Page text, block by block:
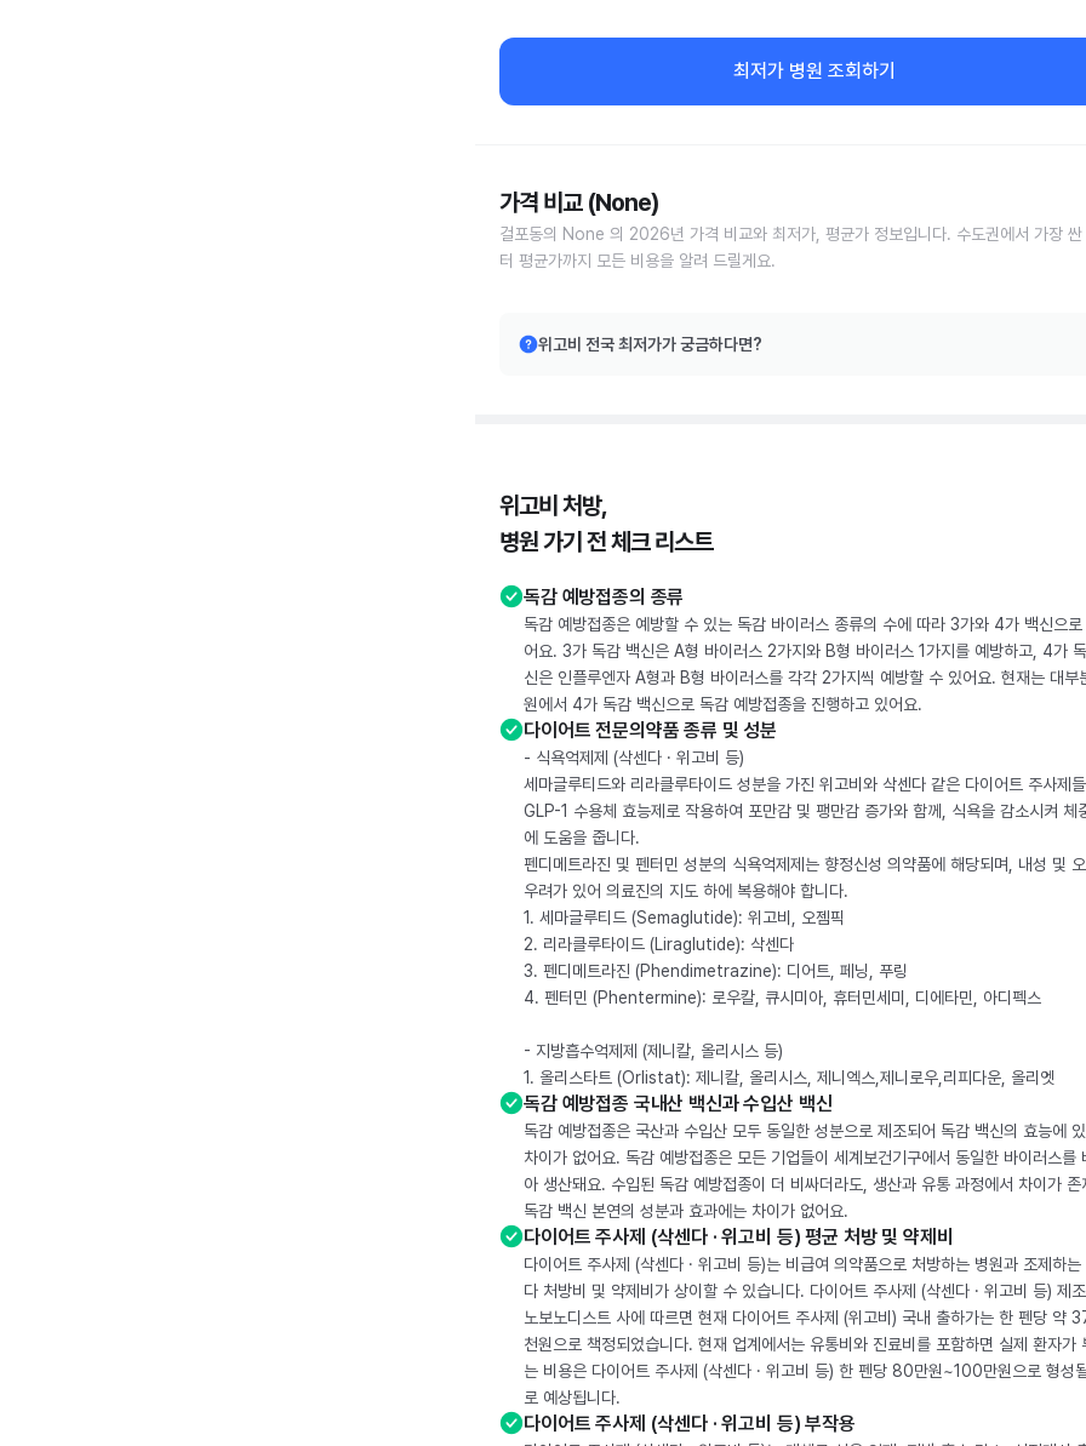
최저가 병원 조회하기
가격 비교 (None)
걸포동의 None 의 2026년 가격 비교와 최저가, 평균가 정보입니다. 수도권에서 가장 싼
터 평균가까지 모든 비용을 알려 드릴게요.
위고비 전국 최저가가 궁금하다면?
위고비 처방,
병원 가기 전 체크 리스트
독감 예방접종의 종류
독감 예방접종은 예방할 수 있는 독감 바이러스 종류의 수에 따라 3가와 4가 백신으로
어요. 3가 독감 백신은 A형 바이러스 2가지와 B형 바이러스 1가지를 예방하고, 4가
신은 인플루엔자 A형과 B형 바이러스를 각각 2가지씩 예방할 수 있어요. 현재는 대부
원에서 4가 독감 백신으로 독감 예방접종을 진행하고 있어요.
다이어트 전문의약품 종류 및 성분
- 식욕억제제 (삭센다 · 위고비 등)
세마글루티드와 리라클루타이드 성분을 가진 위고비와 삭센다 같은 다이어트 주사제
GLP-1 수용체 효능제로 작용하여 포만감 및 팽만감 증가와 함께, 식욕을 감소시켜 체
에 도움을 줍니다.
펜디메트라진 및 펜터민 성분의 식욕억제제는 향정신성 의약품에 해당되며, 내성 및
우려가 있어 의료진의 지도 하에 복용해야 합니다.
1. 세마글루티드 (Semaglutide): 위고비, 오젬픽
2. 리라클루타이드 (Liraglutide): 삭센다
3. 펜디메트라진 (Phendimetrazine): 디어트, 페닝, 푸링
4. 펜터민 (Phentermine): 로우칼, 큐시미아, 휴터민세미, 디에타민, 아디펙스
- 지방흡수억제제 (제니칼, 올리시스 등)
1. 올리스타트 (Orlistat): 제니칼, 올리시스, 제니엑스,제니로우,리피다운, 올리엣
독감 예방접종 국내산 백신과 수입산 백신
독감 예방접종은 국산과 수입산 모두 동일한 성분으로 제조되어 독감 백신의 효능에
차이가 없어요. 독감 예방접종은 모든 기업들이 세계보건기구에서 동일한 바이러스를
아 생산돼요. 수입된 독감 예방접종이 더 비싸더라도, 생산과 유통 과정에서 차이가 존
독감 백신 본연의 성분과 효과에는 차이가 없어요.
다이어트 주사제 (삭센다 · 위고비 등) 평균 처방 및 약제비
다이어트 주사제 (삭센다 · 위고비 등)는 비급여 의약품으로 처방하는 병원과 조제하는
다 처방비 및 약제비가 상이할 수 있습니다. 다이어트 주사제 (삭센다 · 위고비 등) 제
노보노디스트 사에 따르면 현재 다이어트 주사제 (위고비) 국내 출하가는 한 펜당 약
천원으로 책정되었습니다. 현재 업계에서는 유통비와 진료비를 포함하면 실제 환자가
는 비용은 다이어트 주사제 (삭센다 · 위고비 등) 한 펜당 80만원~100만원으로 형성
로 예상됩니다.
다이어트 주사제 (삭센다 · 위고비 등) 부작용